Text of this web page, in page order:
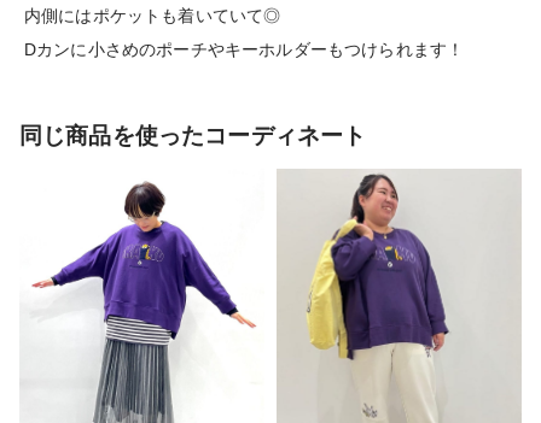
内側にはポケットも着いていて◎
Dカンに小さめのポーチやキーホルダーもつけられます！
同じ商品を使ったコーディネート